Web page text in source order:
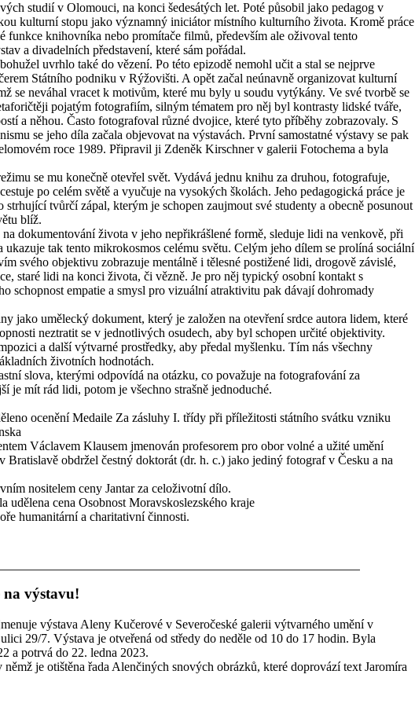
studií v Olomouci, na konci šedesátých let. Poté působil jako pedagog v
kulturní stopu jako významný iniciátor místního kulturního života. Kromě práce
funkce knihovníka nebo promítače filmů, především ale oživoval tento
a divadelních představení, které sám pořádal.
uvrhlo také do vězení. Po této epizodě nemohl učit a stal se nejprve
Státního podniku v Rýžovišti. A opět začal neúnavně organizovat kulturní
se neváhal vracet k motivům, které mu byly u soudu vytýkány. Ve své tvorbě se
pojatým fotografiím, silným tématem pro něj byl kontrasty lidské tváře,
a něhou. Často fotografoval různé dvojice, které tyto příběhy zobrazovaly. S
se jeho díla začala objevovat na výstavách. První samostatné výstavy se pak
roce 1989. Připravil ji Zdeněk Kirschner v galerii Fotochema a byla
se mu konečně otevřel svět. Vydává jednu knihu za druhou, fotografuje,
po celém světě a vyučuje na vysokých školách. Jeho pedagogická práce je
strhující tvůrčí zápal, kterým je schopen zaujmout své studenty a obecně posunout
blíž.
na dokumentování života v jeho nepřikrášlené formě, sleduje lidi na venkově, při
ukazuje tak tento mikrokosmos celému světu. Celým jeho dílem se prolíná sociální
svého objektivu zobrazuje mentálně i tělesné postižené lidi, drogově závislé,
staré lidi na konci života, či vězně. Je pro něj typický osobní kontakt s
schopnost empatie a smysl pro vizuální atraktivitu pak dávají dohromady
jako umělecký dokument, který je založen na otevření srdce autora lidem, které
neztratit se v jednotlivých osudech, aby byl schopen určité objektivity.
a další výtvarné prostředky, aby předal myšlenku. Tím nás všechny
životních hodnotách.
slova, kterými odpovídá na otázku, co považuje na fotografování za
je mít rád lidi, potom je všechno strašně jednoduché.
ocenění Medaile Za zásluhy I. třídy při příležitosti státního svátku vzniku
Václavem Klausem jmenován profesorem pro obor volné a užité umění
Bratislavě obdržel čestný doktorát (dr. h. c.) jako jediný fotograf v Česku a na
nositelem ceny Jantar za celoživotní dílo.
udělena cena Osobnost Moravskoslezského kraje
humanitární a charitativní činnosti.
na výstavu!
výstava Aleny Kučerové v Severočeské galerii výtvarného umění v
29/7. Výstava je otveřená od středy do neděle od 10 do 17 hodin. Byla
a potrvá do 22. ledna 2023.
je otištěna řada Alenčiných snových obrázků, které doprovází text Jaromíra